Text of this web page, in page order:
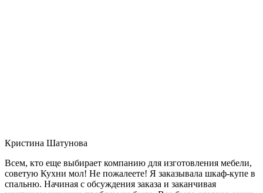
Кристина Шатунова
Всем, кто еще выбирает компанию для изготовления мебели,
советую Кухни мол! Не пожалеете! Я заказывала шкаф-купе в
спальню. Начиная с обсуждения заказа и заканчивая